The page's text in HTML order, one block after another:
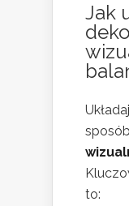
Jak
to: